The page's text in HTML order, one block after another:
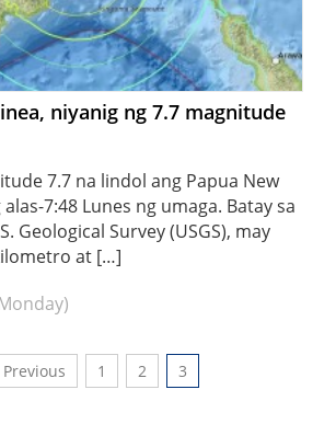
niyanig ng 7.7 magnitude
7.7 na lindol ang Papua New
7:48 Lunes ng umaga. Batay sa
Geological Survey (USGS), may
at […]
Previous 1 2 3